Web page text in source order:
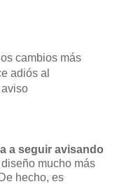
cambios más
adiós al
a seguir avisando
mucho más
hecho, es